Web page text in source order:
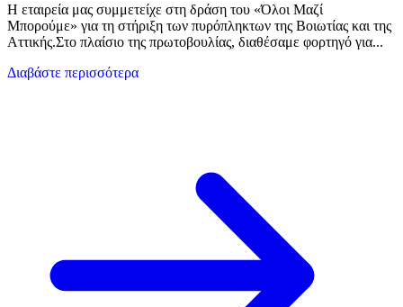
Η εταιρεία μας συμμετείχε στη δράση του «Όλοι Μαζί
Μπορούμε» για τη στήριξη των πυρόπληκτων της Βοιωτίας και της
Αττικής.Στο πλαίσιο της πρωτοβουλίας, διαθέσαμε φορτηγό για...
Διαβάστε περισσότερα